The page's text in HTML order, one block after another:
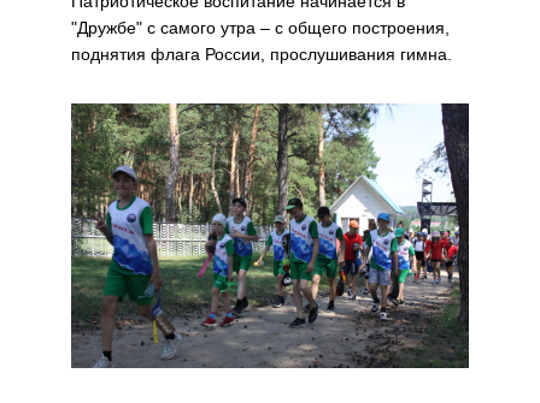
"Дружбе" с самого утра – с общего построения,
поднятия флага России, прослушивания гимна.